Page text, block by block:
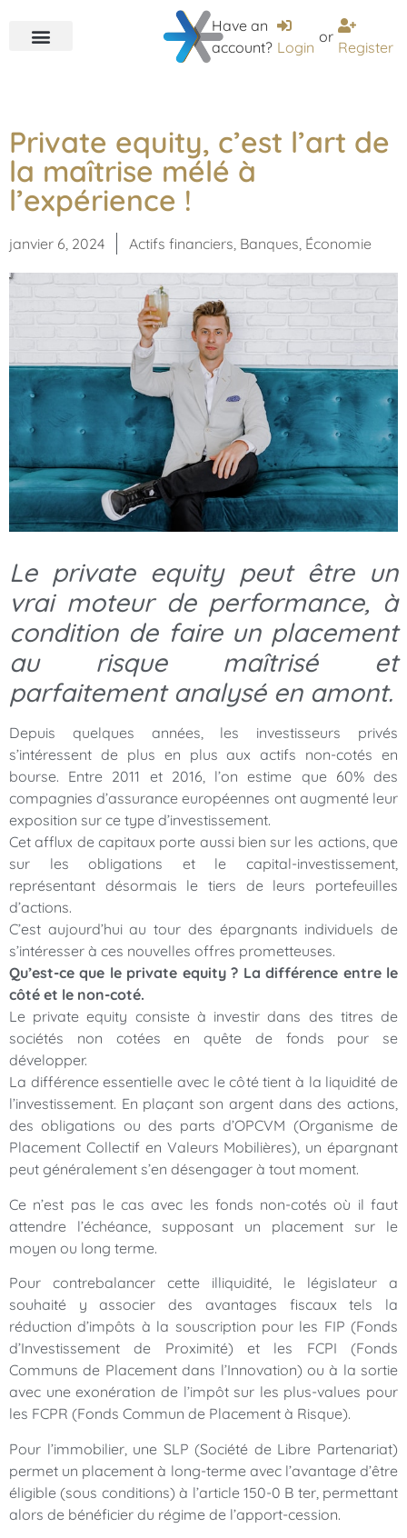
Have an
account? Login
or
Register
Private equity, c’est l’art de
la maîtrise mélé à
l’expérience !
janvier 6, 2024 Actifs financiers Banques Économie
Le private equity peut être un
vrai moteur de performance, à
condition de faire un placement
au risque maîtrisé et
parfaitement analysé en amont.
Depuis quelques années, les investisseurs privés
s’intéressent de plus en plus aux actifs non-cotés en
bourse. Entre 2011 et 2016, l’on estime que 60% des
compagnies d’assurance européennes ont augmenté leur
exposition sur ce type d’investissement.
Cet afflux de capitaux porte aussi bien sur les actions, que
sur les obligations et le capital-investissement,
représentant désormais le tiers de leurs portefeuilles
d’actions.
C’est aujourd’hui au tour des épargnants individuels de
s’intéresser à ces nouvelles offres prometteuses.
Qu’est-ce que le private equity ? La différence entre le
côté et le non-coté.
Le private equity consiste à investir dans des titres de
sociétés non cotées en quête de fonds pour se
développer.
La différence essentielle avec le côté tient à la liquidité de
l’investissement. En plaçant son argent dans des actions,
des obligations ou des parts d’OPCVM (Organisme de
Placement Collectif en Valeurs Mobilières), un épargnant
peut généralement s’en désengager à tout moment.
Ce n’est pas le cas avec les fonds non-cotés où il faut
attendre l’échéance, supposant un placement sur le
moyen ou long terme.
Pour contrebalancer cette illiquidité, le législateur a
souhaité y associer des avantages fiscaux tels la
réduction d’impôts à la souscription pour les FIP (Fonds
d’Investissement de Proximité) et les FCPI (Fonds
Communs de Placement dans l’Innovation) ou à la sortie
avec une exonération de l’impôt sur les plus-values pour
les FCPR (Fonds Commun de Placement à Risque).
Pour l’immobilier, une SLP (Société de Libre Partenariat)
permet un placement à long-terme avec l’avantage d’être
éligible (sous conditions) à l’article 150-0 B ter, permettant
alors de bénéficier du régime de l’apport-cession.